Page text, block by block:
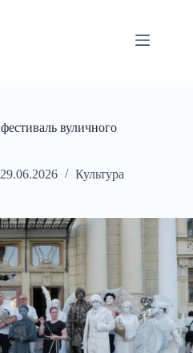
вуличного
29.06.2026 Культура